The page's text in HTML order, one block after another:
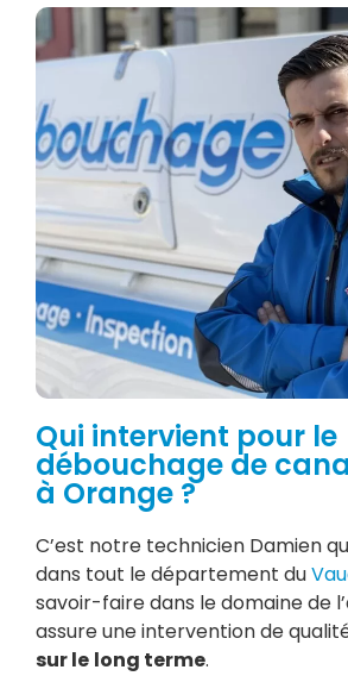
Qui intervient pour le
débouchage de
à Orange ?
C’est notre technicien Damien
dans tout le département du
savoir-faire dans le domaine de
assure une intervention de
sur le long terme.